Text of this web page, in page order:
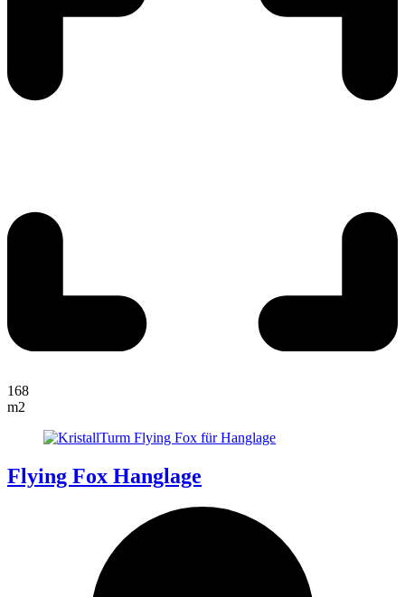
168
m2
Flying Fox Hanglage